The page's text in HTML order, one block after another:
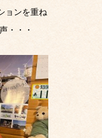
ョンを重ね
・・・